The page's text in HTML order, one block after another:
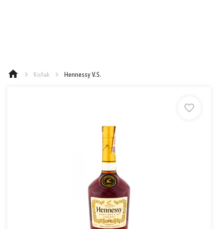
Zásielkovne zadarmo (Packeta)
Prihlásiť sa cez Apple ID
Koňak Hennessy V.S.